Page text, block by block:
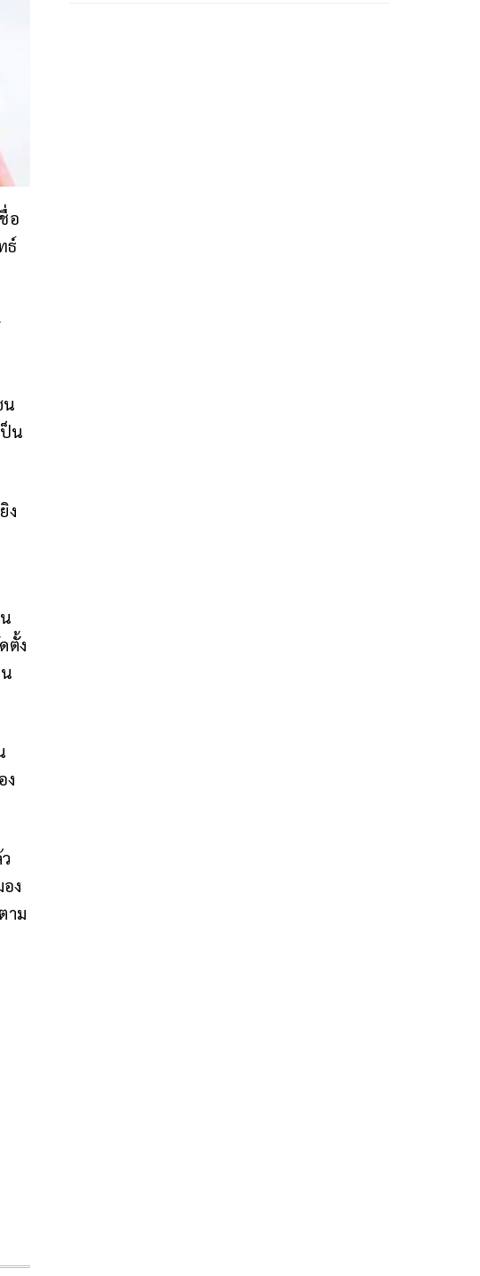
อ
ธ์
น
น
ง
ตั้ง
ง
ง
าม